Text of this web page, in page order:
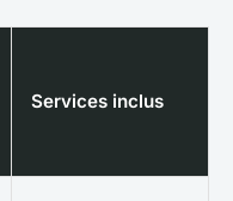
Services inclus